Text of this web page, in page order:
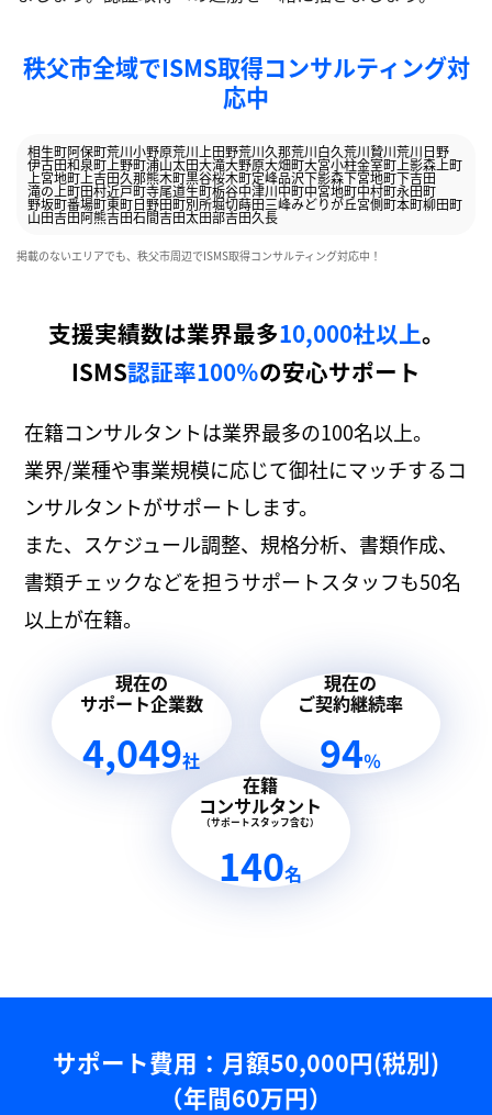
秩父市全域でISMS取得コンサルティング対
応中
相生町阿保町荒川小野原荒川上田野荒川久那荒川白久荒川贄川荒川日野
伊古田和泉町上野町浦山太田大滝大野原大畑町大宮小柱金室町上影森上町
上宮地町上吉田久那熊木町黒谷桜木町定峰品沢下影森下宮地町下吉田
滝の上町田村近戸町寺尾道生町栃谷中津川中町中宮地町中村町永田町
野坂町番場町東町日野田町別所堀切蒔田三峰みどりが丘宮側町本町柳田町
山田吉田阿熊吉田石間吉田太田部吉田久長
掲載のないエリアでも、秩父市周辺でISMS取得コンサルティング対応中！
支援実績数は業界最多10,000社以上。
ISMS認証率100％の安心サポート
在籍コンサルタントは業界最多の100名以上。
業界/業種や事業規模に応じて御社にマッチするコ
ンサルタントがサポートします。
また、スケジュール調整、規格分析、書類作成、
書類チェックなどを担うサポートスタッフも50名
以上が在籍。
現在の
サポート企業数
4,049社
現在の
ご契約継続率
94％
在籍
コンサルタント
（サポートスタッフ含む）
140名
サポート費用：⽉額50,000円(税別)
（年間60万円）